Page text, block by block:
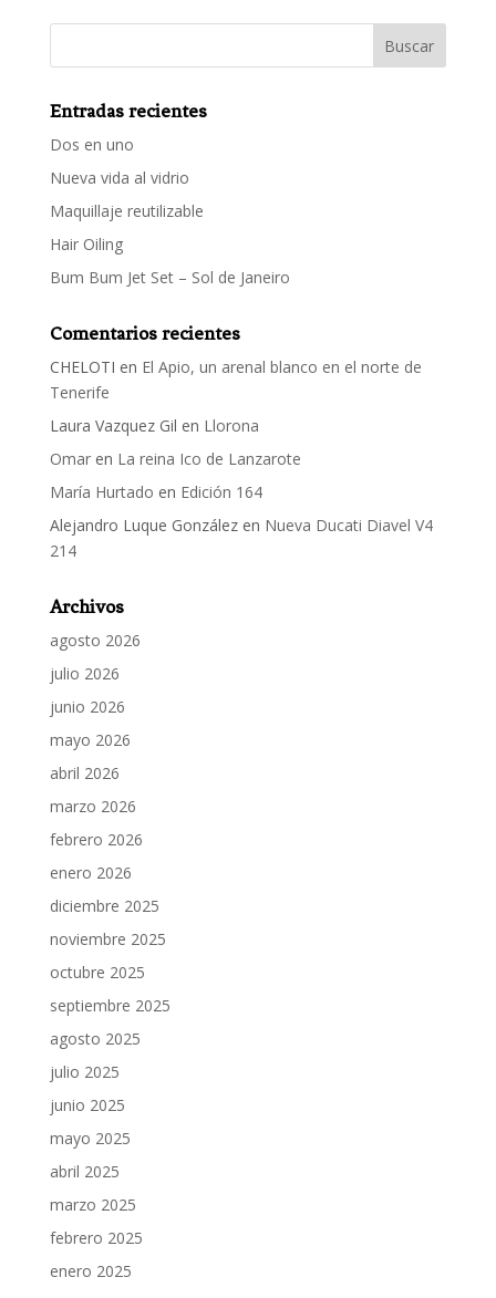
Entradas recientes
Dos en uno
Nueva vida al vidrio
Maquillaje reutilizable
Hair Oiling
Bum Bum Jet Set – Sol de Janeiro
Comentarios recientes
CHELOTI en El Apio, un arenal blanco en el norte de
Tenerife
Laura Vazquez Gil en Llorona
Omaren La reina Ico de Lanzarote
María Hurtado en Edición 164
Alejandro Luque Gonzálezen Nueva Ducati Diavel V4
214
Archivos
agosto 2026
julio 2026
junio 2026
mayo 2026
abril 2026
marzo 2026
febrero 2026
enero 2026
diciembre 2025
noviembre 2025
octubre 2025
septiembre 2025
agosto 2025
julio 2025
junio 2025
mayo 2025
abril 2025
marzo 2025
febrero 2025
enero 2025